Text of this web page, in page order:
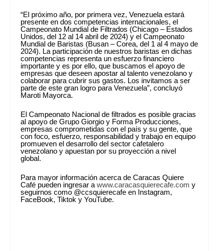
“El próximo año, por primera vez, Venezuela estará
presente en dos competencias internacionales, el
Campeonato Mundial de Filtrados (Chicago – Estados
Unidos, del 12 al 14 abril de 2024) y el Campeonato
Mundial de Baristas (Busan – Corea, del 1 al 4 mayo de
2024). La participación de nuestros baristas en dichas
competencias representa un esfuerzo financiero
importante y es por ello, que buscamos el apoyo de
empresas que deseen apostar al talento venezolano y
colaborar para cubrir sus gastos. Los invitamos a ser
parte de este gran logro para Venezuela”, concluyó
Maroti Mayorca.
El Campeonato Nacional de filtrados es posible gracias
al apoyo de Grupo Giorgio y Forma Producciones,
empresas comprometidas con el país y su gente, que
con foco, esfuerzo, responsabilidad y trabajo en equipo
promueven el desarrollo del sector cafetalero
venezolano y apuestan por su proyección a nivel
global.
Para mayor información acerca de Caracas Quiere
Café pueden ingresar awww.caracasquierecafe.com y
seguirnos como @ccsquierecafe en Instagram,
FaceBook, Tiktok y YouTube.